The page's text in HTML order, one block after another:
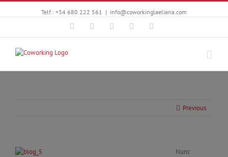
Telf.: +34 680 222 561 | info@coworkinglaeliana.com
FacebookTwitterYouTubeInstagramGoogle+
Previous
Nunc